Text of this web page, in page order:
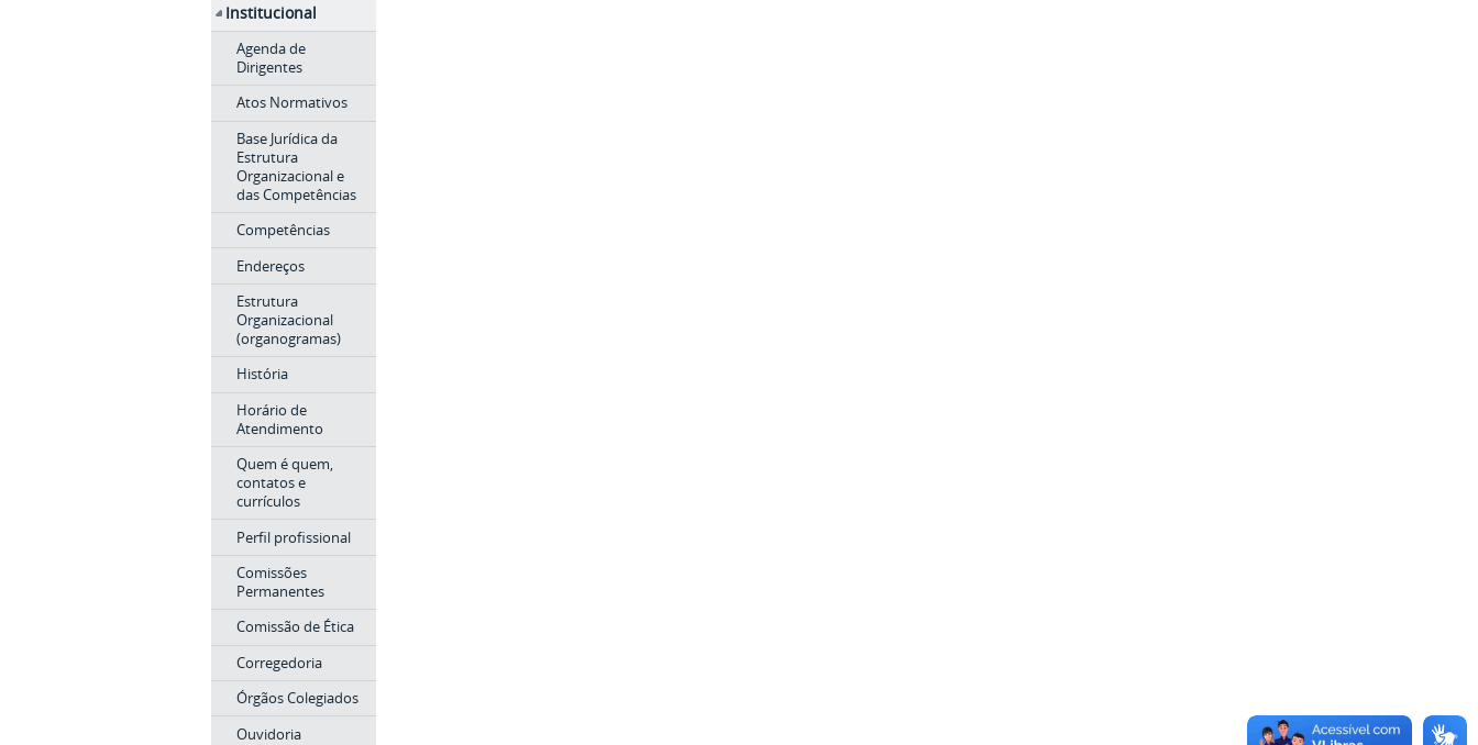
Institucional
Agenda de
Dirigentes
Atos Normativos
Base Jurídica da
Estrutura
Organizacional e
das Competências
Competências
Endereços
Estrutura
Organizacional
(organogramas)
História
Horário de
Atendimento
Quem é quem,
contatos e
currículos
Perfil profissional
Comissões
Permanentes
Comissão de Ética
Corregedoria
Órgãos Colegiados
Ouvidoria